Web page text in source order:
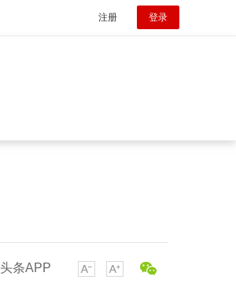
注册 登录
头条APP